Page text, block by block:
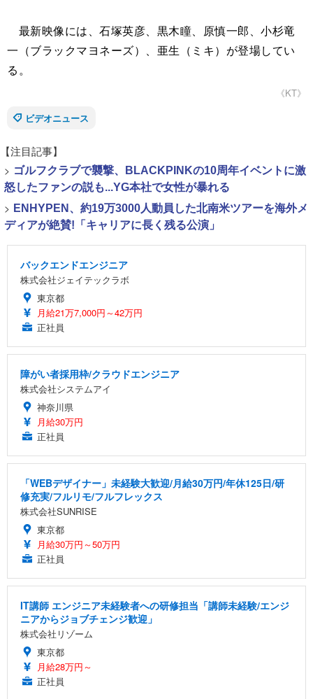
最新映像には、石塚英彦、黒木瞳、原慎一郎、小杉竜
一（ブラックマヨネーズ）、亜生（ミキ）が登場してい
る。
《KT》
ビデオニュース
【注目記事】
> ゴルフクラブで襲撃、BLACKPINKの10周年イベントに激
怒したファンの説も...YG本社で女性が暴れる
> ENHYPEN、約19万3000人動員した北南米ツアーを海外メ
ディアが絶賛!「キャリアに長く残る公演」
バックエンドエンジニア
株式会社ジェイテックラボ
東京都
月給21万7,000円～42万円
正社員
障がい者採用枠/クラウドエンジニア
株式会社システムアイ
神奈川県
月給30万円
正社員
「WEBデザイナー」未経験大歓迎/月給30万円/年休125日/研
修充実/フルリモ/フルフレックス
株式会社SUNRISE
東京都
月給30万円～50万円
正社員
IT講師 エンジニア未経験者への研修担当「講師未経験/エンジ
ニアからジョブチェンジ歓迎」
株式会社リゾーム
東京都
月給28万円～
正社員